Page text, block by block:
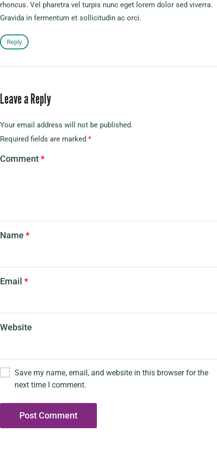
rhoncus. Vel pharetra vel turpis nunc eget lorem dolor sed viverra.
Gravida in fermentum et sollicitudin ac orci.
Reply
Leave a Reply
Your email address will not be published.
Required fields are marked *
Comment*
Name *
Email *
Website
Save my name, email, and website in this browser for the
next time I comment.